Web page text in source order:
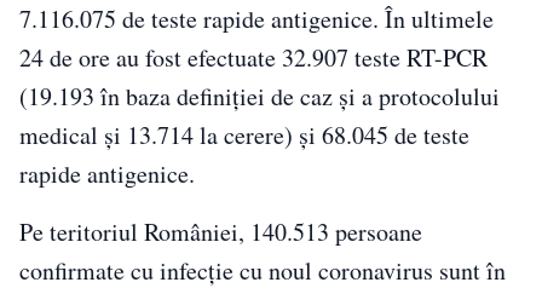
7.116.075 de teste rapide antigenice. În ultimele
24 de ore au fost efectuate 32.907 teste RT-PCR
(19.193 în baza definiției de caz și a protocolului
medical și 13.714 la cerere) și 68.045 de teste
rapide antigenice.
Pe teritoriul României, 140.513 persoane
confirmate cu infecție cu noul coronavirus sunt în